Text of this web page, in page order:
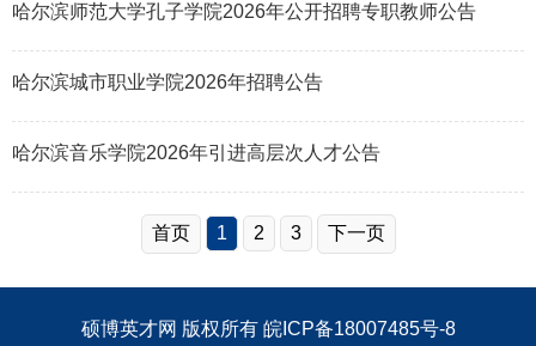
哈尔滨师范大学孔子学院2026年公开招聘专职教师公告
哈尔滨城市职业学院2026年招聘公告
哈尔滨音乐学院2026年引进高层次人才公告
首页 1 2 3 下一页
硕博英才网 版权所有 皖ICP备18007485号-8